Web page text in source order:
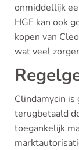
onmiddellijk
HGF kan ook
kopen van
wat veel
Clindamycin
terugbetaald
toegankelijk